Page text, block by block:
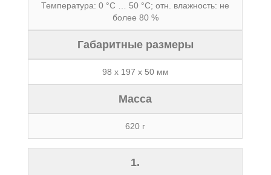
Температура: 0 °С … 50 °С; отн. влажность: не
более 80 %
Габаритные размеры
98 х 197 х 50 мм
Масса
620 г
1.